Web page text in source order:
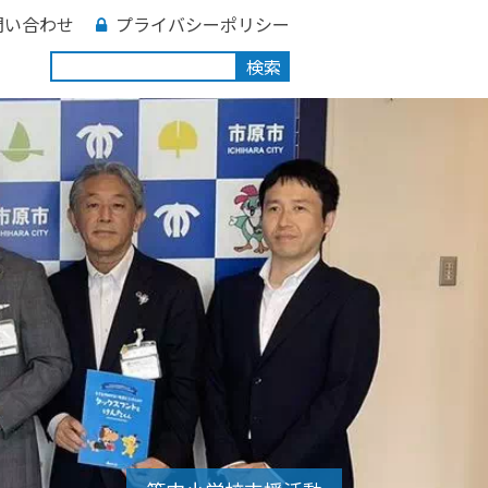
合わせ
プライバシーポリシー
検索